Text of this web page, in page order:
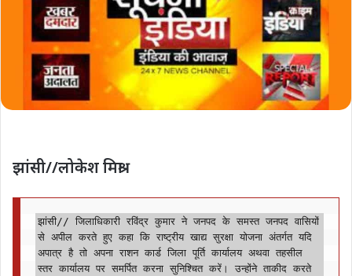
झांसी//लोकेश मिश्रा
झांसी// जिलाधिकारी रविंद्र कुमार ने जनपद के समस्त जनपद वासियों
से अपील करते हुए कहा कि राष्ट्रीय खाद्य सुरक्षा योजना अंतर्गत यदि
अपात्र है तो अपना राशन कार्ड जिला पूर्ति कार्यालय अथवा तहसील
स्तर कार्यालय पर समर्पित करना सुनिश्चित करें। उन्होंने ताकीद करते